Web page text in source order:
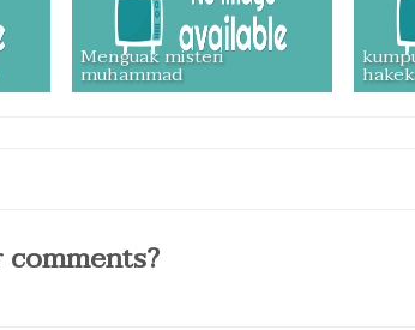
Menguak misteri
muhammad